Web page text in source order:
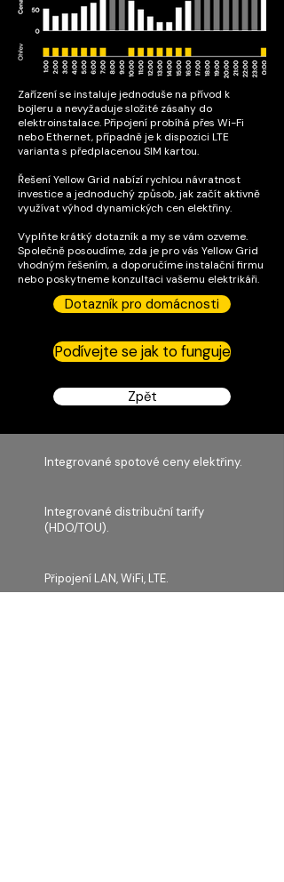
Zařízení se instaluje jednoduše na přívod k
bojleru a nevyžaduje složité zásahy do
elektroinstalace. Připojení probíhá přes Wi-Fi
nebo Ethernet, případně je k dispozici LTE
varianta s předplacenou SIM kartou.
Řešení Yellow Grid nabízí rychlou návratnost
investice a jednoduchý způsob, jak začít aktivně
využívat výhod dynamických cen elektřiny.
Vyplňte krátký dotazník a my se vám ozveme.
Společně posoudíme, zda je pro vás Yellow Grid
vhodným řešením, a doporučíme instalační firmu
nebo poskytneme konzultaci vašemu elektrikáři.
Dotazník pro domácnosti
Podívejte se jak to funguje
Zpět
Integrované spotové ceny elektřiny.
Integrované distribuční tarify
(HDO/TOU).
Připojení LAN, WiFi, LTE.